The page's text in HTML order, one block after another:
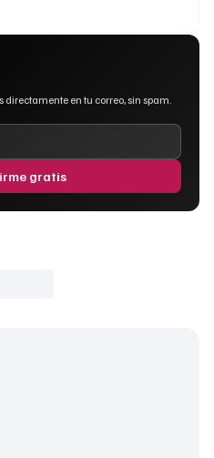
en tu correo, sin spam.
gratis